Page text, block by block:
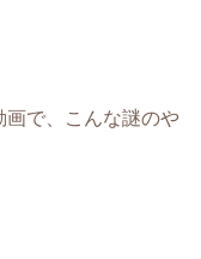
画で、こんな謎のや